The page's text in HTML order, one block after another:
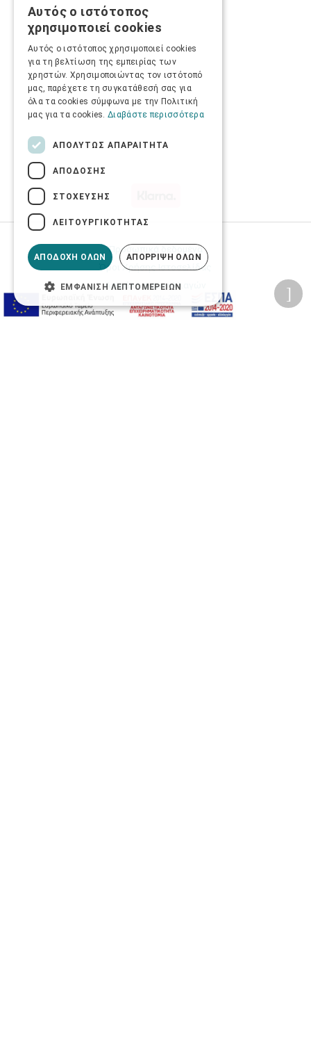
Προσωπικά δεδομένα
Όροι Χρήσης Ιστοσελίδας
Ασφάλεια συναλλαγών
Πολιτική Ασφάλειας Πληροφοριών
Αυτός ο ιστότοπος
χρησιμοποιεί cookies
Αυτός ο ιστότοπος χρησιμοποιεί cookies
για τη βελτίωση της εμπειρίας των
χρηστών. Χρησιμοποιώντας τον ιστότοπό
μας, παρέχετε τη συγκατάθεσή σας για
όλα τα cookies σύμφωνα με την Πολιτική
μας για τα cookies. Διαβάστε περισσότερα
ΑΠΟΛΎΤΩΣ ΑΠΑΡΑΊΤΗΤΑ
ΑΠΌΔΟΣΗΣ
ΣΤΌΧΕΥΣΗΣ
ΛΕΙΤΟΥΡΓΙΚΌΤΗΤΑΣ
ΑΠΟΔΟΧΉ ΌΛΩΝ ΑΠΌΡΡΙΨΗ ΌΛΩΝ
ΕΜΦΆΝΙΣΗ ΛΕΠΤΟΜΕΡΕΙΏΝ